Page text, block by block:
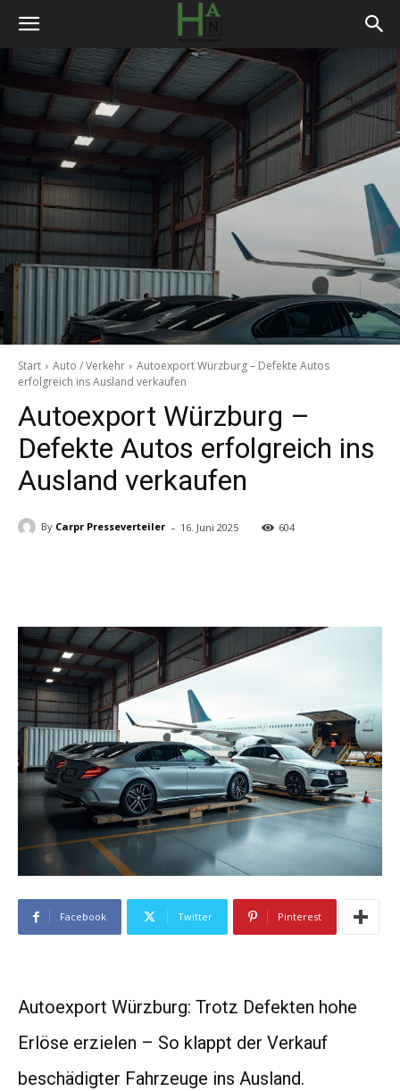
Start Auto / Verkehr
Autoexport Würzburg – Defekte Autos
erfolgreich ins Ausland verkaufen
Autoexport Würzburg –
Defekte Autos erfolgreich ins
Ausland verkaufen
By Carpr Presseverteiler - 16. Juni 2025 604
Facebook Twitter Pinterest
Autoexport Würzburg: Trotz Defekten hohe
Erlöse erzielen – So klappt der Verkauf
beschädigter Fahrzeuge ins Ausland.